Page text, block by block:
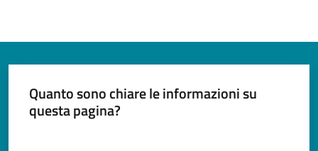
Seguici
Quanto sono chiare le informazioni su
questa pagina?